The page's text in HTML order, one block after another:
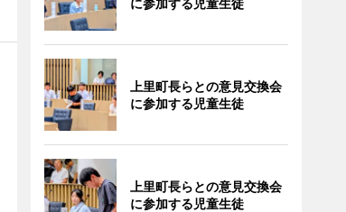
に参加する児童生徒
上里町長らとの意見交換会
に参加する児童生徒
上里町長らとの意見交換会
に参加する児童生徒